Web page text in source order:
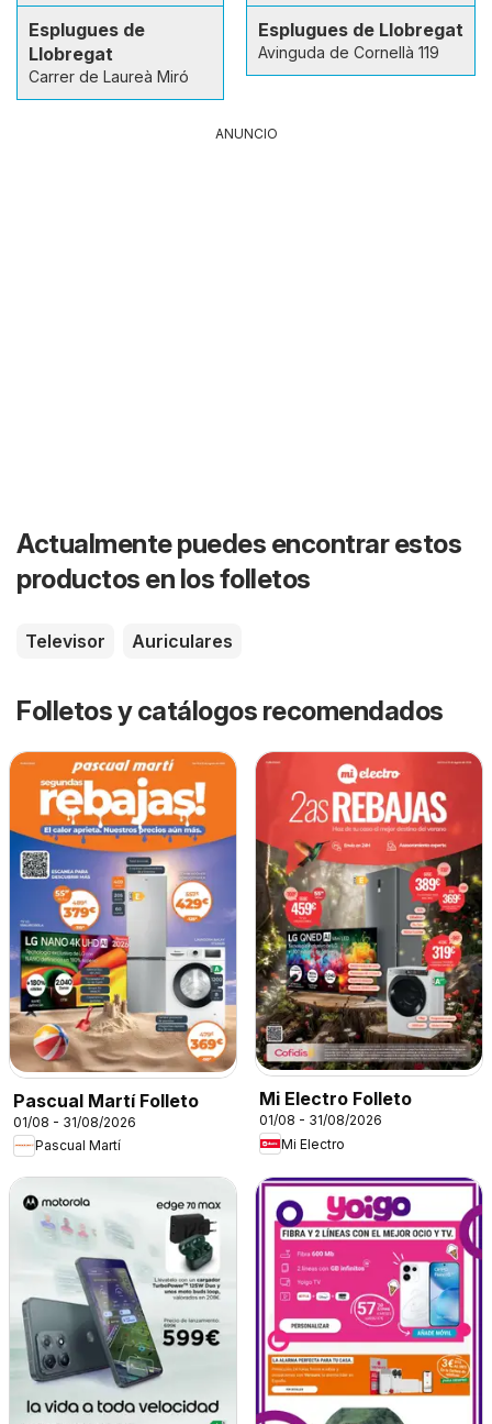
Esplugues de
Llobregat
Carrer de Laureà Miró
Esplugues de Llobregat
Avinguda de Cornellà 119
ANUNCIO
Actualmente puedes encontrar estos
productos en los folletos
Televisor Auriculares
Folletos y catálogos recomendados
Pascual Martí Folleto
01/08 - 31/08/2026
Pascual Martí
Mi Electro Folleto
01/08 - 31/08/2026
Mi Electro